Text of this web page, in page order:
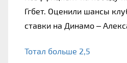
Ггбет. Оценили шансы
ставки на Динамо –
Тотал больше 2,5